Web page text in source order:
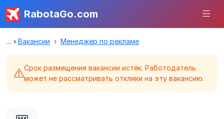
RabotaGo.com
Вакансии Менеджер по рекламе
Срок размещения вакансии истёк. Работодатель
может не рассматривать отклики на эту вакансию.